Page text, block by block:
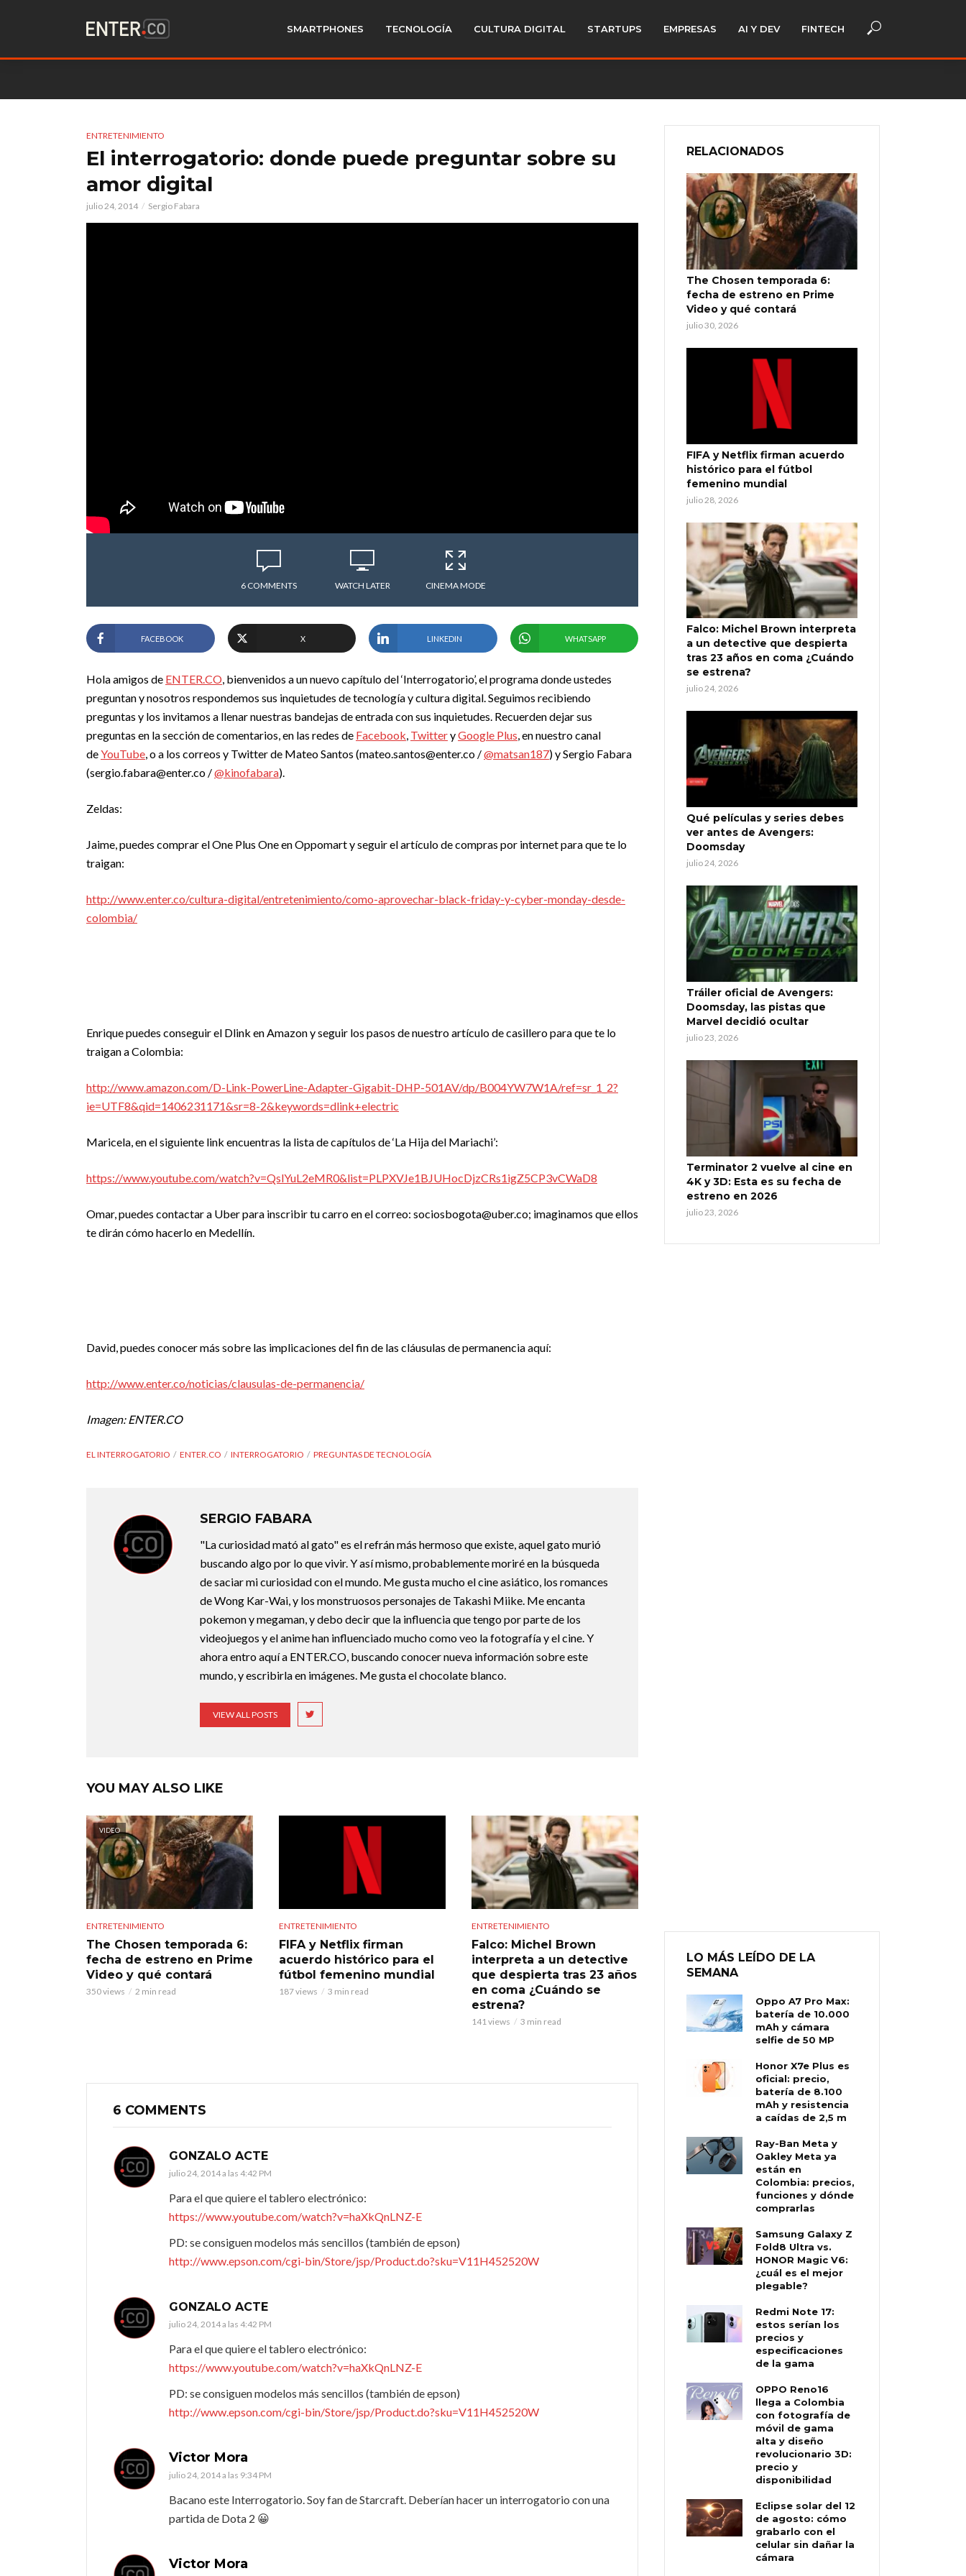
SMARTPHONES TECNOLOGÍA CULTURA DIGITAL STARTUPS EMPRESAS AI Y DEV FINTECH
ENTRETENIMIENTO
El interrogatorio: donde puede preguntar sobre su
amor digital
julio 24, 2014 Sergio Fabara
6 COMMENTS WATCH LATER CINEMA MODE
FACEBOOK X LINKEDIN WHATSAPP
Hola amigos de ENTER.CO, bienvenidos a un nuevo capítulo del ‘Interrogatorio’, el programa donde ustedes
preguntan y nosotros respondemos sus inquietudes de tecnología y cultura digital. Seguimos recibiendo
preguntas y los invitamos a llenar nuestras bandejas de entrada con sus inquietudes. Recuerden dejar sus
preguntas en la sección de comentarios, en las redes de Facebook, TwitteryGoogle Plus, en nuestro canal
deYouTube, o a los correos y Twitter de Mateo Santos (mateo.santos@enter.co /@matsan187) y Sergio Fabara
(sergio.fabara@enter.co /@kinofabara).
Zeldas:
Jaime, puedes comprar el One Plus One en Oppomart y seguir el artículo de compras por internet para que te lo
traigan:
http://www.enter.co/cultura-digital/entretenimiento/como-aprovechar-black-friday-y-cyber-monday-desde-
colombia/
Enrique puedes conseguir el Dlink en Amazon y seguir los pasos de nuestro artículo de casillero para que te lo
traigan a Colombia:
http://www.amazon.com/D-Link-PowerLine-Adapter-Gigabit-DHP-501AV/dp/B004YW7W1A/ref=sr_1_2?
ie=UTF8&qid=1406231171&sr=8-2&keywords=dlink+electric
Maricela, en el siguiente link encuentras la lista de capítulos de ‘La Hija del Mariachi’:
https://www.youtube.com/watch?v=QslYuL2eMR0&list=PLPXVJe1BJUHocDjzCRs1igZ5CP3vCWaD8
Omar, puedes contactar a Uber para inscribir tu carro en el correo: sociosbogota@uber.co; imaginamos que ellos
te dirán cómo hacerlo en Medellín.
David, puedes conocer más sobre las implicaciones del fin de las cláusulas de permanencia aquí:
http://www.enter.co/noticias/clausulas-de-permanencia/
Imagen: ENTER.CO
EL INTERROGATORIO ENTER.CO INTERROGATORIO PREGUNTAS DE TECNOLOGÍA
SERGIO FABARA
"La curiosidad mató al gato" es el refrán más hermoso que existe, aquel gato murió
buscando algo por lo que vivir. Y así mismo, probablemente moriré en la búsqueda
de saciar mi curiosidad con el mundo. Me gusta mucho el cine asiático, los romances
de Wong Kar-Wai, y los monstruosos personajes de Takashi Miike. Me encanta
pokemon y megaman, y debo decir que la influencia que tengo por parte de los
videojuegos y el anime han influenciado mucho como veo la fotografía y el cine. Y
ahora entro aquí a ENTER.CO, buscando conocer nueva información sobre este
mundo, y escribirla en imágenes. Me gusta el chocolate blanco.
VIEW ALL POSTS
YOU MAY ALSO LIKE
VIDEO
ENTRETENIMIENTO
The Chosen temporada 6:
fecha de estreno en Prime
Video y qué contará
350 views 2 min read
ENTRETENIMIENTO
FIFA y Netflix firman
acuerdo histórico para el
fútbol femenino mundial
187 views 3 min read
ENTRETENIMIENTO
Falco: Michel Brown
interpreta a un detective
que despierta tras 23 años
en coma ¿Cuándo se
estrena?
141 views 3 min read
6 COMMENTS
GONZALO ACTE
julio 24, 2014 a las 4:42 PM
Para el que quiere el tablero electrónico:
https://www.youtube.com/watch?v=haXkQnLNZ-E
PD: se consiguen modelos más sencillos (también de epson)
http://www.epson.com/cgi-bin/Store/jsp/Product.do?sku=V11H452520W
GONZALO ACTE
julio 24, 2014 a las 4:42 PM
Para el que quiere el tablero electrónico:
https://www.youtube.com/watch?v=haXkQnLNZ-E
PD: se consiguen modelos más sencillos (también de epson)
http://www.epson.com/cgi-bin/Store/jsp/Product.do?sku=V11H452520W
Victor Mora
julio 24, 2014 a las 9:34 PM
Bacano este Interrogatorio. Soy fan de Starcraft. Deberían hacer un interrogatorio con una
partida de Dota 2 😀
Victor Mora
RELACIONADOS
The Chosen temporada 6:
fecha de estreno en Prime
Video y qué contará
julio 30, 2026
FIFA y Netflix firman acuerdo
histórico para el fútbol
femenino mundial
julio 28, 2026
Falco: Michel Brown interpreta
a un detective que despierta
tras 23 años en coma ¿Cuándo
se estrena?
julio 24, 2026
Qué películas y series debes
ver antes de Avengers:
Doomsday
julio 24, 2026
Tráiler oficial de Avengers:
Doomsday, las pistas que
Marvel decidió ocultar
julio 23, 2026
Terminator 2 vuelve al cine en
4K y 3D: Esta es su fecha de
estreno en 2026
julio 23, 2026
LO MÁS LEÍDO DE LA
SEMANA
Oppo A7 Pro Max:
batería de 10.000
mAh y cámara
selfie de 50 MP
Honor X7e Plus es
oficial: precio,
batería de 8.100
mAh y resistencia
a caídas de 2,5 m
Ray-Ban Meta y
Oakley Meta ya
están en
Colombia: precios,
funciones y dónde
comprarlas
Samsung Galaxy Z
Fold8 Ultra vs.
HONOR Magic V6:
¿cuál es el mejor
plegable?
Redmi Note 17:
estos serían los
precios y
especificaciones
de la gama
OPPO Reno16
llega a Colombia
con fotografía de
móvil de gama
alta y diseño
revolucionario 3D:
precio y
disponibilidad
Eclipse solar del 12
de agosto: cómo
grabarlo con el
celular sin dañar la
cámara